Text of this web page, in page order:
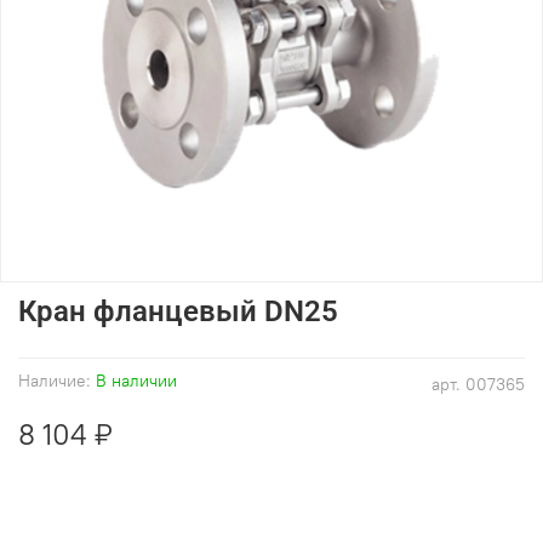
арт. 007365
Наличие: В наличии
Кран фланцевый DN25
8 104 ₽